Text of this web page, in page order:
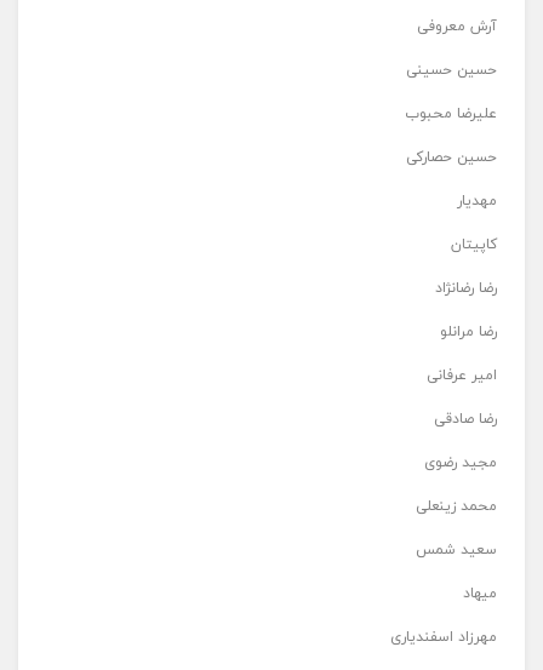
آرش معروفی
حسین حسینی
علیرضا محبوب
حسین حصارکی
مهدیار
کاپیتان
رضا رضانژاد
رضا مرانلو
امیر عرفانی
رضا صادقی
مجید رضوی
محمد زینعلی
سعید شمس
میهاد
مهرزاد اسفندیاری